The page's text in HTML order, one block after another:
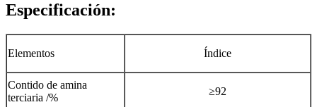
Especificación:
Elementos Índice
Contido de amina
terciaria /%
≥92